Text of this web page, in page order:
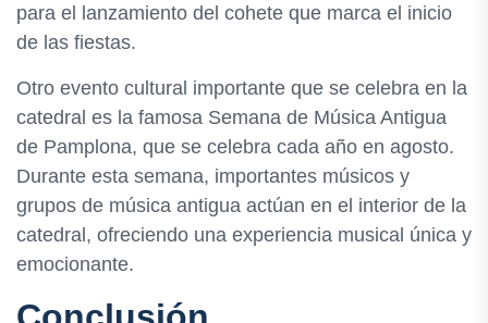
para el lanzamiento del cohete que marca el inicio
de las fiestas.
Otro evento cultural importante que se celebra en la
catedral es la famosa Semana de Música Antigua
de Pamplona, que se celebra cada año en agosto.
Durante esta semana, importantes músicos y
grupos de música antigua actúan en el interior de la
catedral, ofreciendo una experiencia musical única y
emocionante.